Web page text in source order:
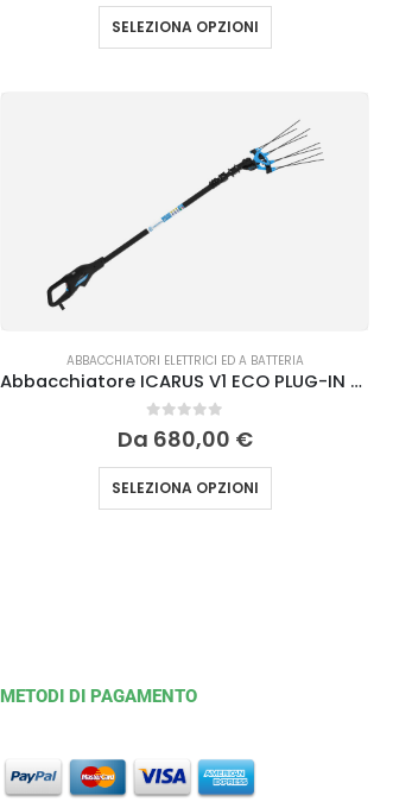
SELEZIONA OPZIONI
ABBACCHIATORI ELETTRICI ED A BATTERIA
Abbacchiatore ICARUS V1 ECO PLUG-IN Campagnola
Su 5
Da 680,00 €
SELEZIONA OPZIONI
METODI DI PAGAMENTO